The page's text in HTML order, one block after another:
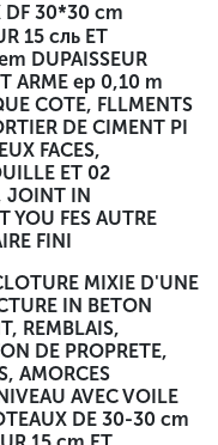
DF 30*30 cm
15 сль ET
DUPAISSEUR
ARME ep 0,10 m
COTE, FLLMENTS
DE CIMENT PI
FACES,
ET 02
JOINT IN
YOU FES AUTRE
FINI
MIXIE D'UNE
IN BETON
REMBLAIS,
DE PROPRETE,
AMORCES
AVEC VOILE
DE 30-30 cm